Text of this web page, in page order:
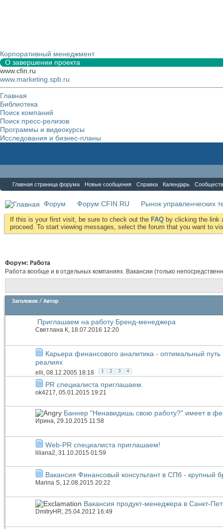
Корпоративный менеджмент
О завершении проекта
www.cfin.ru
www.marketing.spb.ru
Главная
Библиотека
Поиск компаний
Поиск пресс-релизов
Программы и видеокурсы
Исследования и бизнес-планы
Главная страница форума Новые сообщения Справка Календарь
Форум Форум CFIN.RU Рынок управленческих
If this is your first visit, be sure to check out the FAQ by clicking the link
proceed. To start viewing messages, select the forum that you want to
Форум: Работа
Работа вообще и в отдельных компаниях. Вакансии (только
Заголовок / Автор
Приглашаем на работу Бренд-менеджера
Светлана К, 18.07.2016 12:20
Карьера финансового аналитика - оптимальный путь
реалиях
elli, 08.12.2005 18:18 1 2 3 4
PR специалиста приглашаем.
ok4217, 05.01.2015 19:21
Баннер "Ненавидишь свою работу?" имеет в
Иринa, 29.10.2015 11:58
Web-PR специалиста приглашаем!
liliana2 , 31.10.2015 01:59
Вакансия Финансовый консультант в СПб - крупный
Marina S, 12.08.2015 20:22
Вакансия продукт-менеджера в Санкт-
DmitryHR , 25.04.2012 16:49